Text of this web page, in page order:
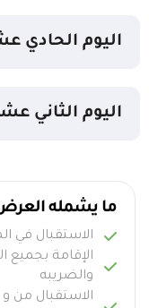
اليوم الحادي
اليوم الثاني
ما يشمله
الاستقبال في
الإقامة بجميع
والضريبه
الاستقبال من